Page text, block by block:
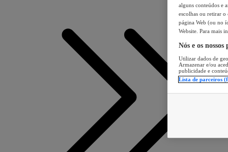
alguns conteúdos e
escolhas ou retirar
página Web (ou no
Website. Para mais
Nós e os
Utilizar dados de
Armazenar e/ou
publicidade e
Lista de parceiros